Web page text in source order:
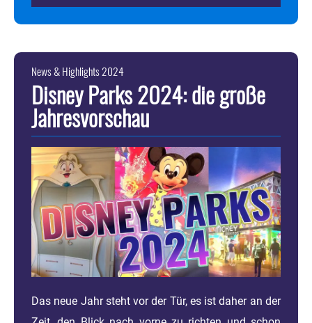
News & Highlights 2024
Disney Parks 2024: die große
Jahresvorschau
Das neue Jahr steht vor der Tür, es ist daher an der